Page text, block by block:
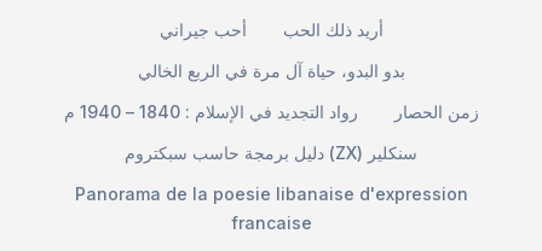
أحب جيراني
أريد ذلك الحب
بدو البدو، حياة آل مرة في الربع الخالي
رواد التجديد في الإسلام : 1840 – 1940 م
زمن الحصار
دليل برمجة حاسب سبكتروم (ZX) سنكلير
Panorama de la poesie libanaise d'expression
francaise